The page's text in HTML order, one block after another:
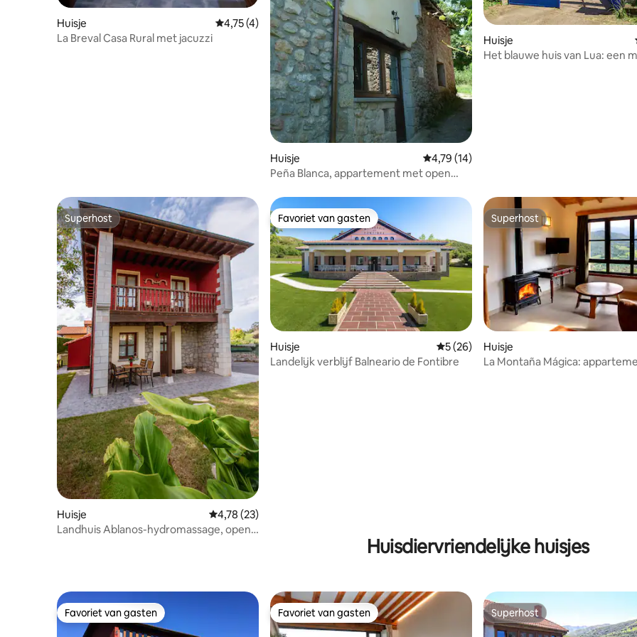
Huisje Gemiddelde beoordeling van 4,75 uit 5, 4 recensies
4,75 (4)
La Breval Casa Rural met jacuzzi
Huisje Gemiddelde beoordeling van 4,79 uit 5, 14
4,79 (14)
Peña Blanca, appartement met open
Huisje
Het blauwe huis van Lua: een
Superhost
Superhost
Huisje Gemiddelde beoordeling van 4,78 uit 5, 23 recensies
4,78 (23)
Landhuis Ablanos-hydromassage, open
Favoriet van gasten
Favoriet van gasten
Huisje Gemiddelde beoordeling van 5 uit 5, 26
5 (26)
Landelijk verblijf Balneario de Fontibre
Superhost
Superhost
Huisje
La Montaña Mágica:
Huisdiervriendelijke huisjes
Favoriet van gasten
Favoriet van gasten Favoriet van gasten
Favoriet van gasten Superhost
Superhost